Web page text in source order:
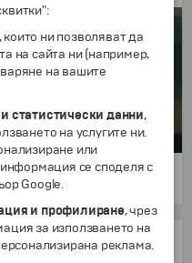
, които ни позволяват да
на сайта ни (например,
на вашите
статистически данни,
на услугите ни.
или
се споделя с
Google.
и профилиране, чрез
за използването на
реклама.